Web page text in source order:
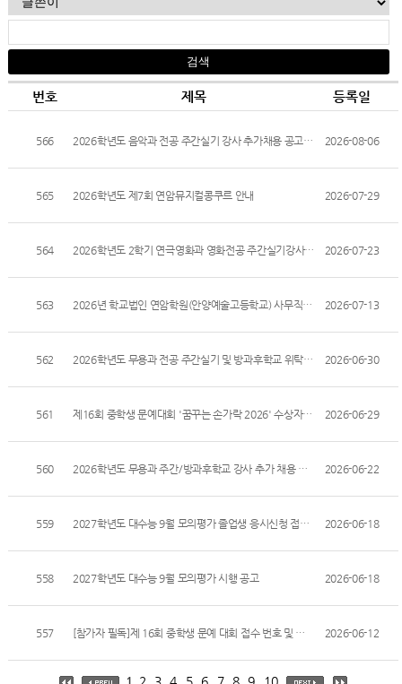
번호 제목 등록일
566 2026학년도 음악과 전공 주간실기 강사 추가채용 공고 2026-08-06
565 2026학년도 제7회 연암뮤지컬콩쿠르 안내 2026-07-29
564 2026학년도 2학기 연극영화과 영화전공 주간실기강사 및 방과후학교 위탁강사 추가 채용계획 2026-07-23
563 2026년 학교법인 연암학원(안양예술고등학교) 사무직원 채용공고 2026-07-13
562 2026학년도 무용과 전공 주간실기 및 방과후학교 위탁강사 추가 채용 최종 합격 제출 서류 안내 2026-06-30
561 제16회 중학생 문예대회 '꿈꾸는 손가락 2026' 수상자 발표 2026-06-29
560 2026학년도 무용과 주간/방과후학교 강사 추가 채용 공고 2026-06-22
559 2027학년도 대수능 9월 모의평가 졸업생 응시신청 접수 안내 2026-06-18
558 2027학년도 대수능 9월 모의평가 시행 공고 2026-06-18
557 [참가자 필독]제 16회 중학생 문예 대회 접수 번호 및 배정 교실 안내 2026-06-12